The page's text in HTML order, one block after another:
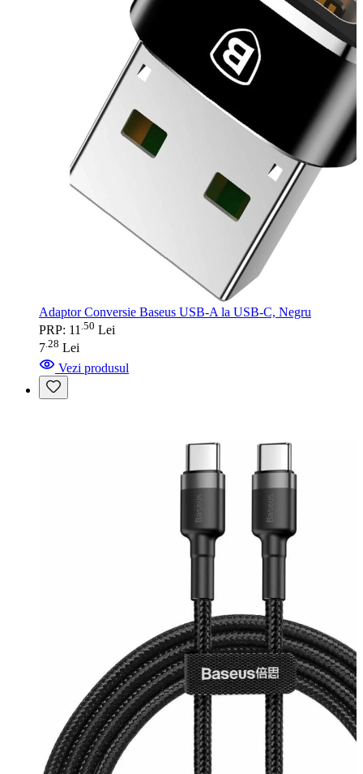
Adaptor Conversie Baseus USB-A la USB-C, Negru
PRP: 11 50 Lei
7 28 Lei
Vezi produsul